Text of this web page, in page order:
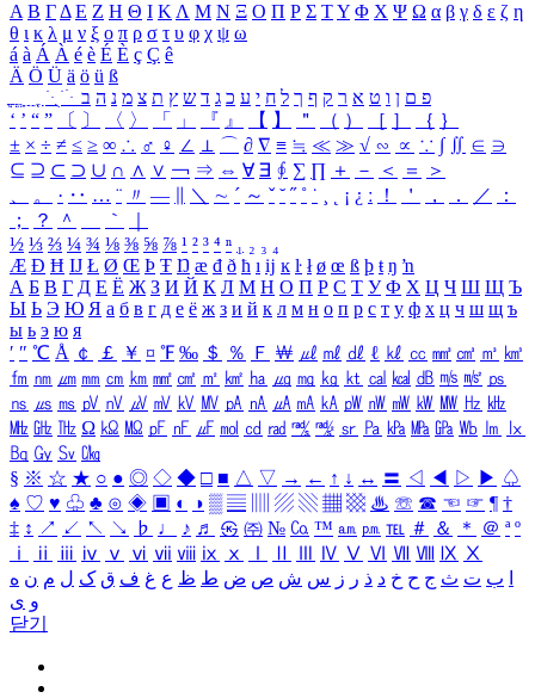
Α Β ΓΔ Ε Ζ Η Θ Ι ΚΛ Μ Ν Ξ Ο Π Ρ Σ ΤΥ Φ Χ Ψ Ω α β γ δ ε ζ η
θ ι κ λ μ ν ξ ο π ρ σ τ υ φ χ ψ ω
á à Á À é è É È ç Ç ê
Ä Ö Ü ä ö ü ß
ִֶֹ ֻּ ׁׂ פ ם ן ו ט א ר ק ף ך ל ח י ע כ ג ד ש ץ ת צ מ נ ה ב
‘ ’ “ ” 〔 〕 〈 〉 「 」 『 』 【 】 ＂ （ ） ［ ］ ｛ ｝
± × ÷ ≠ ≤ ≥ ∞ ∴ ♂ ♀ ∠ ⊥ ⌒ ∂ ∇ ≡ ≒ ≪ ≫ √ ∽ ∝ ∵ ∫ ∬ ∈ ∋
⊆ ⊇ ⊂ ⊃ ∪ ∩ ∧ ∨ ￢ ⇒ ⇔ ∀ ∃ ∮ ∑ ∏ ＋ － ＜ ＝
＞
、
。 · ‥ … ¨ 〃 ― ＼ ∼ ´ ～ ˇ ˘ ˝ ˚ ˙ ¸ ¡ ¿ ː ！ ＇ ， ． ／
：
；
？ ＾ ｀
½ ⅓ ⅔ ¼ ¾ ⅛ ⅜ ⅝ ⅞ ¹ ² ³ ⁴ ⁿ ₁ ₂ ₃ ₄
Æ Ð Ħ Ĳ Ł Ø Œ Þ Ŧ Ŋ æ đ ð ħ ı ĳ ĸ ŀ ł ø œ ß þ ŧ ŋ ŉ
А Б В Г Д Е Ё Ж З И Й К Л М Н О П Р С Т У Ф Х Ц Ч Ш Щ Ъ
Ы Ь Э Ю Я а б в г д е ё ж з и й к л м н о п р с т у ф х ц ч ш щ ъ
ы ь э ю я
′ ″ ℃ Å ￠ ￡ ￥ ¤ ℉ ‰ ＄ ％ Ｆ ￦ ㎕ ㎖ ㎗ ℓ ㎘ ㏄ ㎣ ㎤ ㎥ ㎦
㎙ ㎚ ㎛ ㎜ ㎝ ㎞ ㎟ ㎠ ㎡ ㎢ ㏊ ㎍ ㎎ ㎏ ㏏ ㎈ ㎉ ㏈ ㎧ ㎨ ㎰
㎱ ㎲ ㎳ ㎴ ㎵ ㎶ ㎷ ㎸ ㎹ ㎀ ㎁ ㎂ ㎃ ㎄ ㎺ ㎻ ㎽ ㎾ ㎿ ㎐ ㎑
㎒ ㎓ ㎔ Ω ㏀ ㏁ ㎊ ㎋ ㎌ ㏖ ㏅ ㎭ ㎮ ㎯ ㏛ ㎩ ㎪ ㎫ ㎬ ㏝ ㏐
㏓
㏃ ㏉ ㏜ ㏆
§ ※ ☆ ★ ○ ● ◎ ◇ ◆ □ ■ △ ▽ → ← ↑ ↓ ↔ 〓 ◁ ◀ ▷ ▶ ♤
♠ ♡ ♥ ♧ ♣ ⊙ ◈ ▣ ◐ ◑ ▒ ▤ ▨ ▧ ▦ ▩ ♨ ☏ ☎ ☜ ☞ ¶ †
‡ ↕ ↗ ↙ ↖ ↘ ♭ ♩ ♪ ♬ ㉿ ㈜ № ㏇ ™ ㏂ ㏘ ℡ ＃ ＆ ＊ ＠ ª º
ⅰ
ⅱ ⅲ ⅳ ⅴ ⅵ ⅶ ⅷ ⅸ ⅹ Ⅳ Ⅴ Ⅵ Ⅶ Ⅷ Ⅸ Ⅹ
ب ت ث ج ح خ د ذ ر ز س ش ص ض ط ظ ع غ ف ق ک ل م ن ه
و ی
닫기